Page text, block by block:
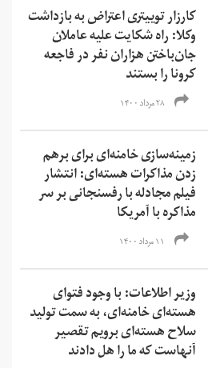
کارزار توییتری اعتراض به بازداشت
وکلا: راه شکایت علیه عاملان
جان‌باختن هزاران نفر در فاجعه
کرونا را بستند
۲۸ مرداد ۱۴۰۰
زمینه‌سازی خامنه‌ای برای برهم
زدن مذاکرات هسته‌ای: انتشار
فیلم مجادله با رفسنجانی بر سر
مذاکره با آمریکا
۱۱ مرداد ۱۴۰۰
وزیر اطلاعات: با وجود فتوای
هسته‌ای خامنه‌ای، به سمت تولید
سلاح هسته‌ای برویم تقصیر
آنهاست که ما را هل دادند